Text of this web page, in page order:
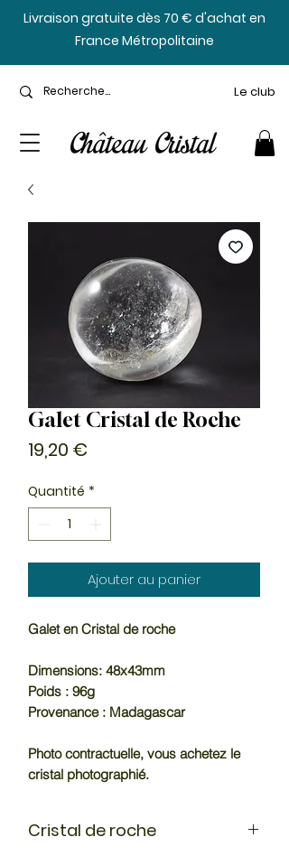
​Livraison gratuite dès 70 € d'achat en
France Métropolitaine
Le club
Galet Cristal de Roche
19,20 €
Quantité *
Ajouter au panier
Galet en Cristal de roche
Dimensions: 48x43mm
Poids : 96g
Provenance : Madagascar
Photo contractuelle, vous achetez le
cristal photographié.
Cristal de roche